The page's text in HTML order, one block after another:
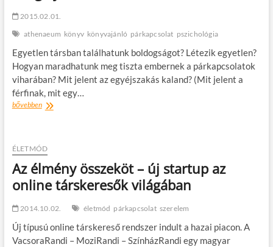
2015.02.01.
athenaeum könyv könyvajánló párkapcsolat pszichológia
Egyetlen társban találhatunk boldogságot? Létezik egyetlen?
Hogyan maradhatunk meg tiszta embernek a párkapcsolatok
viharában? Mit jelent az egyéjszakás kaland? (Mit jelent a
férfinak, mit egy…
bővebbenKönyvajánló:
Gergely:
találni
ÉLETMÓD
Az élmény összeköt – új startup az
online társkeresők világában
2014.10.02. életmód párkapcsolat szerelem
Új típusú online társkereső rendszer indult a hazai piacon. A
VacsoraRandi – MoziRandi – SzínházRandi egy magyar